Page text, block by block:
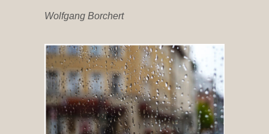
Wolfgang Borchert